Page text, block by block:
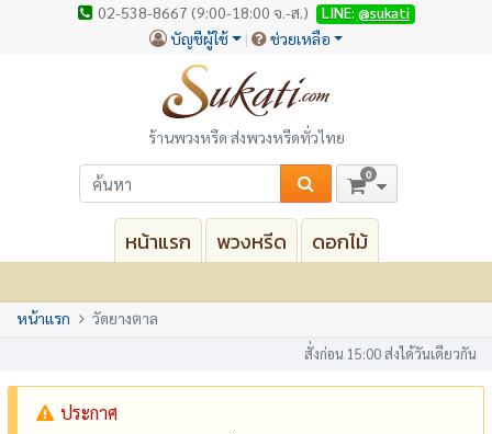
02-538-8667 (9:00-18:00 จ.-ส.) LINE: @sukati
บัญชีผู้ใช้ ช่วยเหลือ
ร้านพวงหรีด ส่งพวงหรีดทั่วไทย
0
หน้าแรก พวงหรีด ดอกไม้
หน้าแรก วัดยางตาล
สั่งก่อน 15:00 ส่งได้วันเดียวกัน
ประกาศ